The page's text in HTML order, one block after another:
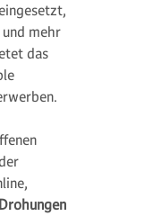
mehr
das
Drohungen